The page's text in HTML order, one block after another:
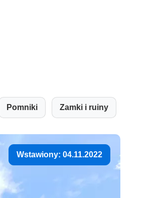
Pomniki Zamki i ruiny
Wstawiony: 04.11.2022